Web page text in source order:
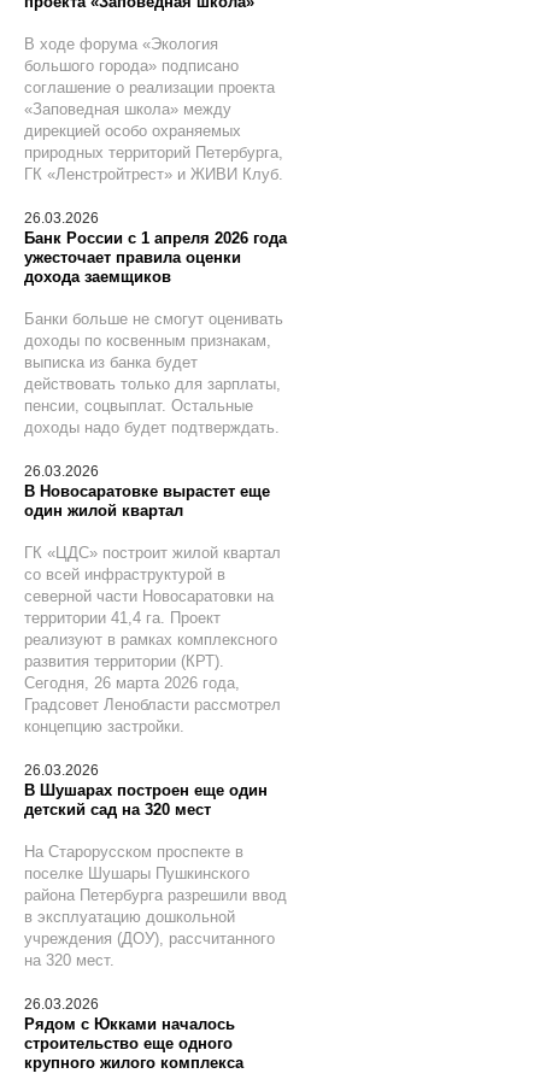
В ходе форума «Экология
большого города» подписано
соглашение о реализации проекта
«Заповедная школа» между
дирекцией особо охраняемых
природных территорий Петербурга,
ГК «Ленстройтрест» и ЖИВИ Клуб.
26.03.2026
Банк России с 1 апреля 2026 года
ужесточает правила оценки
дохода заемщиков
Банки больше не смогут оценивать
доходы по косвенным признакам,
выписка из банка будет
действовать только для зарплаты,
пенсии, соцвыплат. Остальные
доходы надо будет подтверждать.
26.03.2026
В Новосаратовке вырастет еще
один жилой квартал
ГК «ЦДС» построит жилой квартал
со всей инфраструктурой в
северной части Новосаратовки на
территории 41,4 га. Проект
реализуют в рамках комплексного
развития территории (КРТ).
Сегодня, 26 марта 2026 года,
Градсовет Ленобласти рассмотрел
концепцию застройки.
26.03.2026
В Шушарах построен еще один
детский сад на 320 мест
На Старорусском проспекте в
поселке Шушары Пушкинского
района Петербурга разрешили ввод
в эксплуатацию дошкольной
учреждения (ДОУ), рассчитанного
на 320 мест.
26.03.2026
Рядом с Юкками началось
строительство еще одного
крупного жилого комплекса